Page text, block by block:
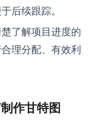
流程设计
PEST分析
后续跟踪。
了解项目进度的
合理分配、有效利
作甘特图